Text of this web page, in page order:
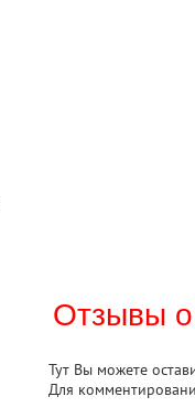
Отзывы о
Тут Вы можете
Для